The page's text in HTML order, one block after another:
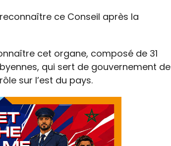
ce Conseil après la
cet organe, composé de 31
qui sert de gouvernement de
sur l’est du pays.